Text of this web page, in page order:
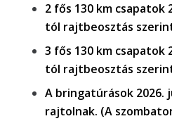
2 fős 130 km csapatok
tól rajtbeosztás
3 fős 130 km csapatok
tól rajtbeosztás
A bringatúrások 2026.
rajtolnak. (A